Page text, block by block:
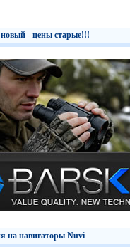
- цены старые!!!
на навигаторы Nuvi